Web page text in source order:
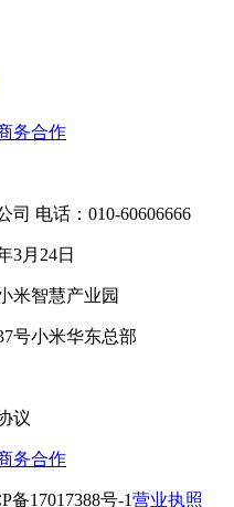
务合作
电话：010-60606666
3月24日
米智慧产业园
号小米华东总部
议
务合作
备17017388号-1营业执照